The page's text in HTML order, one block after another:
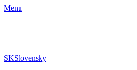
Menu
SKSlovensky